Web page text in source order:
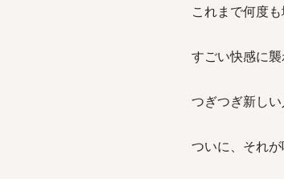
これまで何度
すごい快感に
つぎつぎ新し
ついに、それが